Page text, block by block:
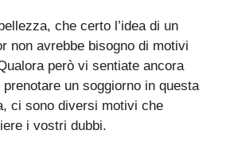
che certo l’idea di un
non avrebbe bisogno di motivi
però vi sentiate ancora
un soggiorno in questa
ci sono diversi motivi che
i vostri dubbi.